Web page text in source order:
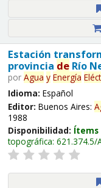
Estación
provincia deRío
por Agua y Energía
Idioma: Español
Editor: Buenos Aires:
1988
Disponibilidad: Ítems
topográfica: 621.374.5/